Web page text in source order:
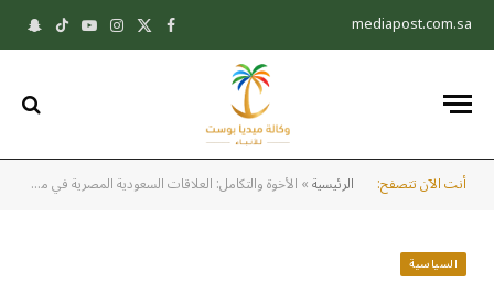
mediapost.com.sa فيسبوك
X
(Twitter)
الانستغرام
يوتيوبتيكتوك
أنت الآن تتصفح: الرئيسية» الأخوة والتكامل: العلاقات السعودية المصرية في مسار التعاون
السياسية